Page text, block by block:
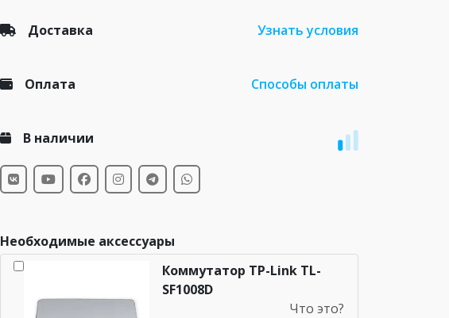
Доставка Узнать условия
Оплата Способы оплаты
В наличии
Необходимые аксессуары
Коммутатор TP-Link TL-
SF1008D
Что это?